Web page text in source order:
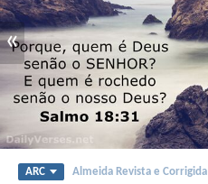
«
ARC Almeida Revista e Corrigida